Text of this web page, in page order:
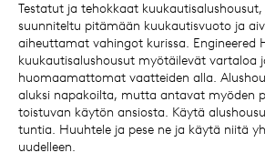
Testatut ja tehokkaat
suunniteltu pitämään kuukautisvuoto ja
aiheuttamat vahingot kurissa. Engineered
kuukautisalushousut myötäilevät vartaloa
huomaamattomat vaatteiden alla.
aluksi napakoilta, mutta antavat myöden
toistuvan käytön ansiosta. Käytä
tuntia. Huuhtele ja pese ne ja käytä niitä
uudelleen.